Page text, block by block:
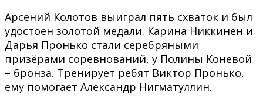
Арсений Колотов выиграл пять схваток и был
удостоен золотой медали. Карина Никкинен и
Дарья Пронько стали серебряными
призёрами соревнований, у Полины Коневой
– бронза. Тренирует ребят Виктор Пронько,
ему помогает Александр Нигматуллин.